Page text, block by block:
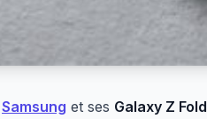
Samsung et ses Galaxy Z Fold